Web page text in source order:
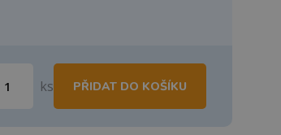
ks PŘIDAT DO KOŠÍKU